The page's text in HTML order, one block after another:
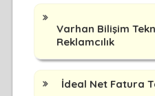
Varhan Bilişim
Reklamcılık
İdeal Net Fatura